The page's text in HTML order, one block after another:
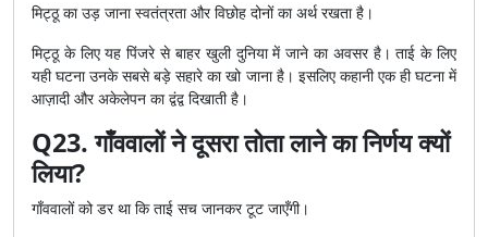
मिट्ठू का उड़ जाना स्वतंत्रता और विछोह दोनों का अर्थ रखता है।
मिट्ठू के लिए यह पिंजरे से बाहर खुली दुनिया में जाने का अवसर है। ताई के लिए
यही घटना उनके सबसे बड़े सहारे का खो जाना है। इसलिए कहानी एक ही घटना में
आज़ादी और अकेलेपन का द्वंद्व दिखाती है।
Q23. गाँववालों ने दूसरा तोता लाने का निर्णय क्यों
लिया?
गाँववालों को डर था कि ताई सच जानकर टूट जाएँगी।